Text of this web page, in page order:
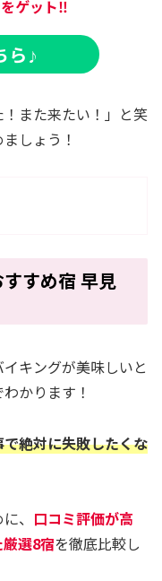
ゲット‼
ら ♪
また来たい！」と笑
しょう！
すめ宿 早見
キングが美味しいと
かります！
絶対に失敗したくな
、 口コミ評価が高
選8宿を徹底比較し